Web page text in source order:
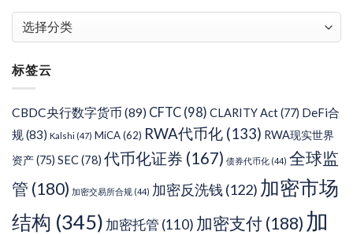
类
标签云
CBDC央行数字货币 (89) CFTC (98) CLARITY Act(77) DeFi合
规 (83) Kalshi (47) MiCA(62) RWA代币化 (133) RWA现实世界
资产(75) SEC(78) 代币化证券 (167) 债券代币化 (44) 全球监
管 (180) 加密交易所合规 (44) 加密反洗钱 (122) 加密市场
结构 (345) 加密托管 (110) 加密支付 (188) 加